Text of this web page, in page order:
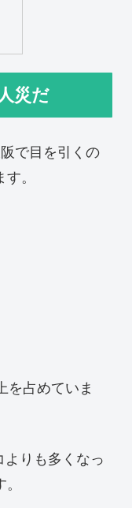
災だ
で目を引くの
。
を占めていま
りも多くなっ